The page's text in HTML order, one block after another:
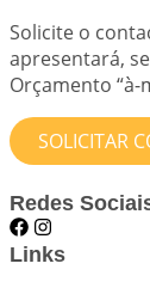
Solicite o
apresentará,
Orçamento “à-
SOLICITAR
Redes
Links